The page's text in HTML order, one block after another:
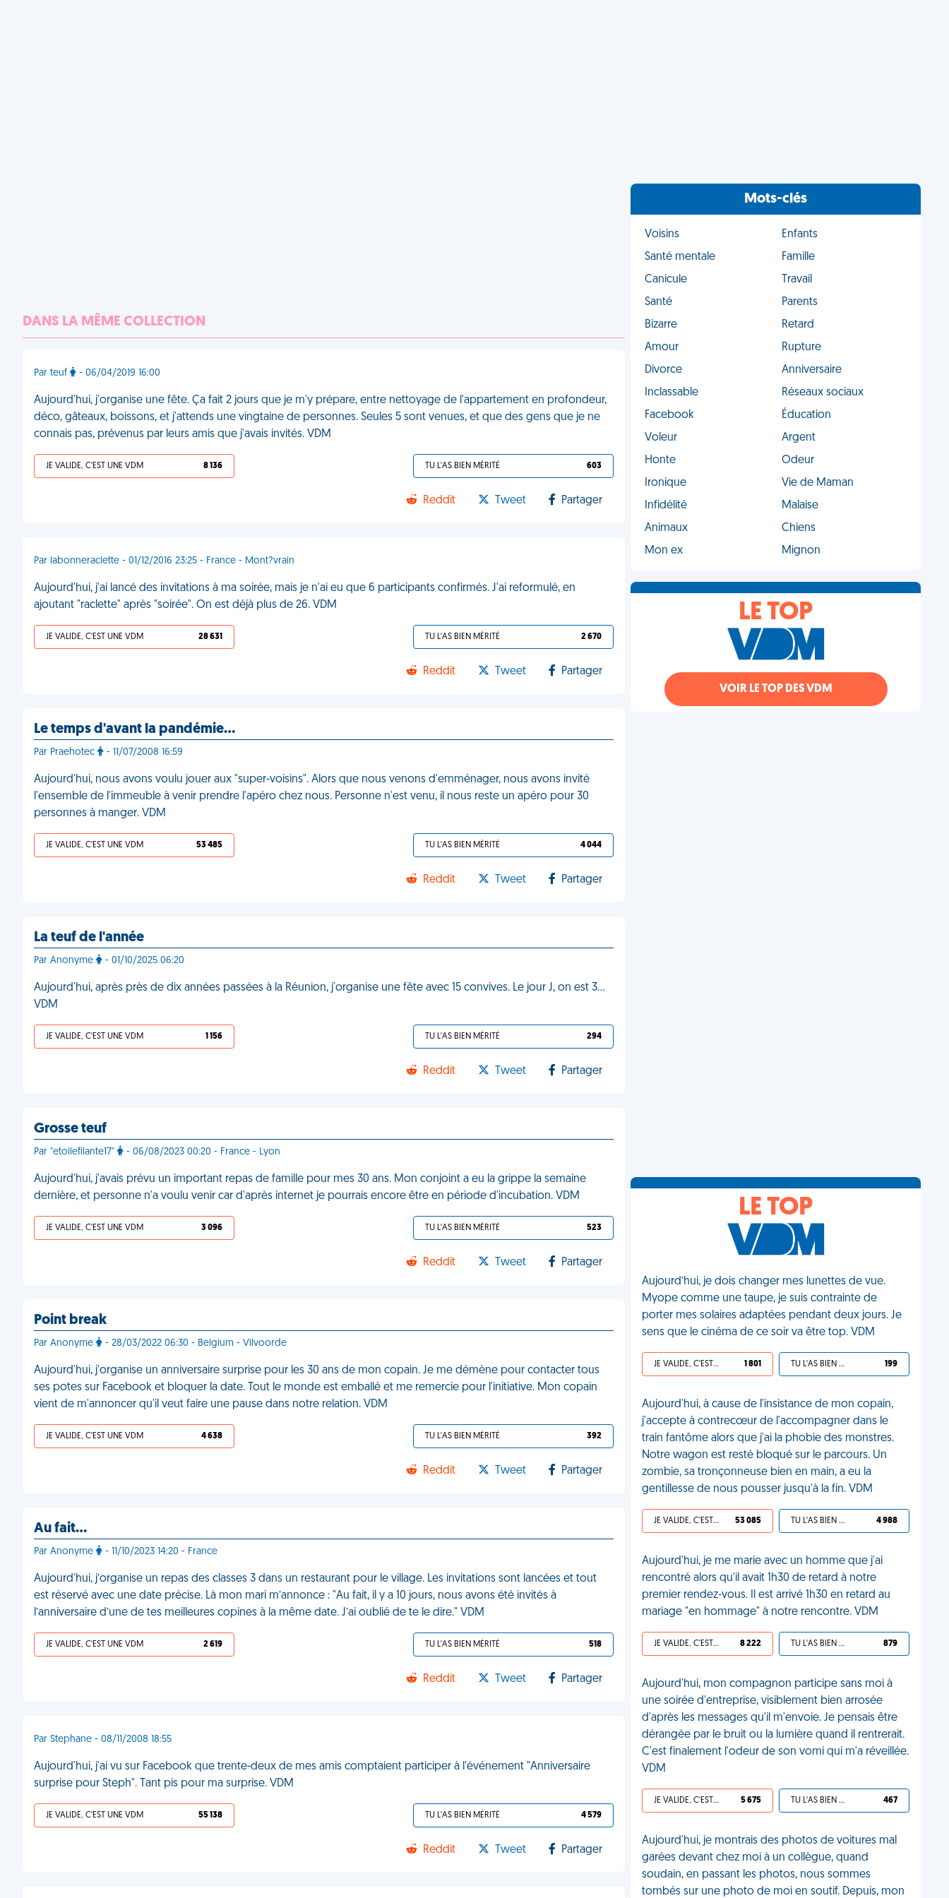
DANS LA MÊME COLLECTION
Par teuf - 06/04/2019 16:00
Aujourd'hui, j'organise une fête. Ça fait 2 jours que je m'y prépare, entre nettoyage de l'appartement en profondeur,
déco, gâteaux, boissons, et j'attends une vingtaine de personnes. Seules 5 sont venues, et que des gens que je ne
connais pas, prévenus par leurs amis que j'avais invités. VDM
JE VALIDE, C'EST UNE VDM 8 136 TU L'AS BIEN MÉRITÉ 603
Reddit Tweet Partager
Par labonneraclette - 01/12/2016 23:25 - France - Mont?vrain
Aujourd'hui, j'ai lancé des invitations à ma soirée, mais je n'ai eu que 6 participants confirmés. J'ai reformulé, en
ajoutant "raclette" après "soirée". On est déjà plus de 26. VDM
JE VALIDE, C'EST UNE VDM 28 631 TU L'AS BIEN MÉRITÉ 2 670
Reddit Tweet Partager
Le temps d'avant la pandémie…
Par Praehotec - 11/07/2008 16:59
Aujourd'hui, nous avons voulu jouer aux "super-voisins". Alors que nous venons d'emménager, nous avons invité
l'ensemble de l'immeuble à venir prendre l'apéro chez nous. Personne n'est venu, il nous reste un apéro pour 30
personnes à manger. VDM
JE VALIDE, C'EST UNE VDM 53 485 TU L'AS BIEN MÉRITÉ 4 044
Reddit Tweet Partager
La teuf de l'année
Par Anonyme - 01/10/2025 06:20
Aujourd'hui, après près de dix années passées à la Réunion, j'organise une fête avec 15 convives. Le jour J, on est 3…
VDM
JE VALIDE, C'EST UNE VDM 1 156 TU L'AS BIEN MÉRITÉ 294
Reddit Tweet Partager
Grosse teuf
Par "etoilefilante17" - 06/08/2023 00:20 - France - Lyon
Aujourd'hui, j'avais prévu un important repas de famille pour mes 30 ans. Mon conjoint a eu la grippe la semaine
dernière, et personne n'a voulu venir car d'après internet je pourrais encore être en période d'incubation. VDM
JE VALIDE, C'EST UNE VDM 3 096 TU L'AS BIEN MÉRITÉ 523
Reddit Tweet Partager
Point break
Par Anonyme - 28/03/2022 06:30 - Belgium - Vilvoorde
Aujourd'hui, j'organise un anniversaire surprise pour les 30 ans de mon copain. Je me démène pour contacter tous
ses potes sur Facebook et bloquer la date. Tout le monde est emballé et me remercie pour l'initiative. Mon copain
vient de m'annoncer qu'il veut faire une pause dans notre relation. VDM
JE VALIDE, C'EST UNE VDM 4 638 TU L'AS BIEN MÉRITÉ 392
Reddit Tweet Partager
Au fait…
Par Anonyme - 11/10/2023 14:20 - France
Aujourd'hui, j’organise un repas des classes 3 dans un restaurant pour le village. Les invitations sont lancées et tout
est réservé avec une date précise. Là mon mari m’annonce : "Au fait, il y a 10 jours, nous avons été invités à
l’anniversaire d’une de tes meilleures copines à la même date. J’ai oublié de te le dire." VDM
JE VALIDE, C'EST UNE VDM 2 619 TU L'AS BIEN MÉRITÉ 518
Reddit Tweet Partager
Par Stephane - 08/11/2008 18:55
Aujourd'hui, j'ai vu sur Facebook que trente-deux de mes amis comptaient participer à l'événement "Anniversaire
surprise pour Steph". Tant pis pour ma surprise. VDM
JE VALIDE, C'EST UNE VDM 55 138 TU L'AS BIEN MÉRITÉ 4 579
Reddit Tweet Partager
Mots-clés
Voisins
Enfants
Santé mentale
Famille
Canicule
Travail
Santé
Parents
Bizarre
Retard
Amour
Rupture
Divorce
Anniversaire
Inclassable
Réseaux sociaux
Facebook
Éducation
Voleur
Argent
Honte
Odeur
Ironique
Vie de Maman
Infidélité
Malaise
Animaux
Chiens
Mon ex
Mignon
LE TOP
VOIR LE TOP DES VDM
LE TOP
Aujourd’hui, je dois changer mes lunettes de vue.
Myope comme une taupe, je suis contrainte de
porter mes solaires adaptées pendant deux jours. Je
sens que le cinéma de ce soir va être top. VDM
JE VALIDE, C'EST UNE VDM 1 801 TU L'AS BIEN MÉRITÉ 199
Aujourd'hui, à cause de l'insistance de mon copain,
j'accepte à contrecœur de l'accompagner dans le
train fantôme alors que j'ai la phobie des monstres.
Notre wagon est resté bloqué sur le parcours. Un
zombie, sa tronçonneuse bien en main, a eu la
gentillesse de nous pousser jusqu'à la fin. VDM
JE VALIDE, C'EST UNE VDM 53 085 TU L'AS BIEN MÉRITÉ 4 988
Aujourd'hui, je me marie avec un homme que j'ai
rencontré alors qu'il avait 1h30 de retard à notre
premier rendez-vous. Il est arrivé 1h30 en retard au
mariage "en hommage" à notre rencontre. VDM
JE VALIDE, C'EST UNE VDM 8 222 TU L'AS BIEN MÉRITÉ 879
Aujourd'hui, mon compagnon participe sans moi à
une soirée d'entreprise, visiblement bien arrosée
d'après les messages qu'il m'envoie. Je pensais être
dérangée par le bruit ou la lumière quand il rentrerait.
C'est finalement l'odeur de son vomi qui m'a réveillée.
VDM
JE VALIDE, C'EST UNE VDM 5 675 TU L'AS BIEN MÉRITÉ 467
Aujourd'hui, je montrais des photos de voitures mal
garées devant chez moi à un collègue, quand
soudain, en passant les photos, nous sommes
tombés sur une photo de moi en soutif. Depuis, mon